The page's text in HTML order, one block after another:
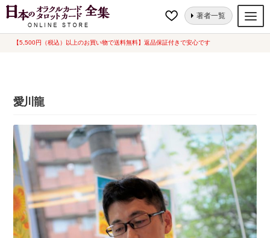
【5,500円（税込）以上のお買い物で送料無料】返品保証付きで安心です
ナ
コ
著者一覧
オラクルカード
ルノルマンカード
セット
新品一覧
中古一覧
希少品
ホーム 愛川龍
愛川龍